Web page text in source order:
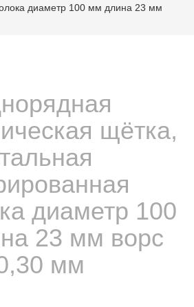
диаметр 100 мм длина 23 мм
щётка,
диаметр 100
23 мм ворс
мм